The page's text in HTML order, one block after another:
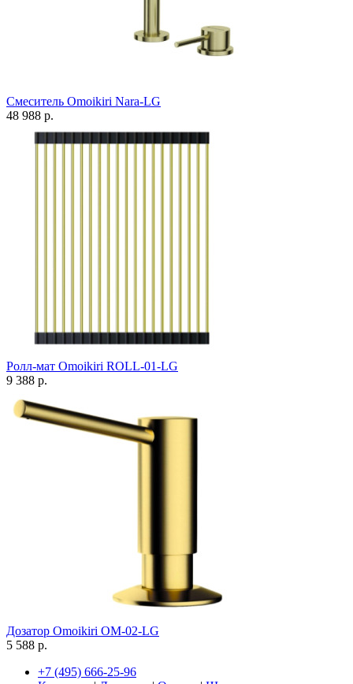
Смеситель Omoikiri Nara-LG
48 988 р.
Ролл-мат Omoikiri ROLL-01-LG
9 388 р.
Дозатор Omoikiri OM-02-LG
5 588 р.
+7 (495) 666-25-96